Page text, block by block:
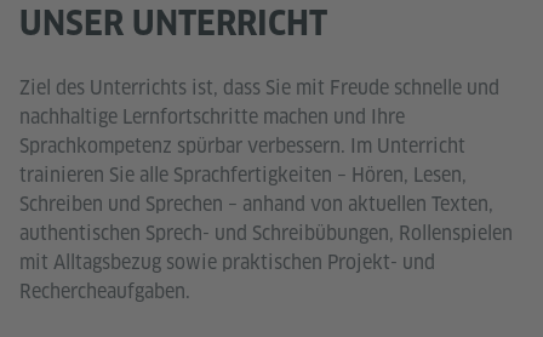
UNSER UNTERRICHT
Ziel des Unterrichts ist, dass Sie mit Freude schnelle und
nachhaltige Lernfortschritte machen und Ihre
Sprachkompetenz spürbar verbessern. Im Unterricht
trainieren Sie alle Sprachfertigkeiten – Hören, Lesen,
Schreiben und Sprechen – anhand von aktuellen Texten,
authentischen Sprech- und Schreibübungen, Rollenspielen
mit Alltagsbezug sowie praktischen Projekt- und
Rechercheaufgaben.